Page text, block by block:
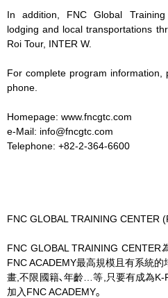
In addition, FNC Global
lodging and local transportations
Roi Tour, INTER W.
For complete program
phone.
Homepage: www.fncgtc.com
e-Mail: info@fncgtc.com
Telephone: +82-2-364-6600
FNC GLOBAL TRAINING CENTER
FNC GLOBAL TRAINING
FNC ACADEMY最高規模且有系統
畫,不限國籍､年齡…等,只要有成為K-
加入FNC ACADEMY｡